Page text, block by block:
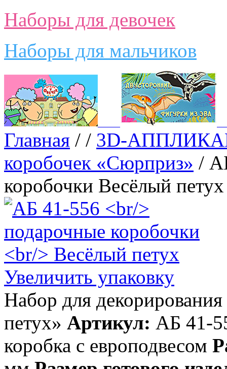
Наборы для девочек
Наборы для мальчиков
Главная / / 3D-
коробочек «Сюрприз» /
коробочки Весёлый петух
Увеличить упаковку
Набор для
петух» Артикул: АБ 41-
коробка с европодвесом